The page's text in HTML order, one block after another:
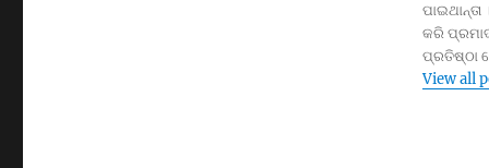
କରି
ପ୍ରତିଷ୍ଠା
View all